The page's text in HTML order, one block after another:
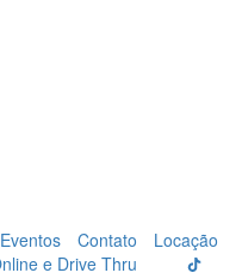
Eventos Contato
Locação
e Drive Thru